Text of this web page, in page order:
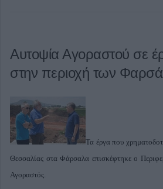
Αυτοψία Αγοραστού σε
στην περιοχή των
Τα έργα που
Θεσσαλίας στα Φάρσαλα επισκέφτηκε ο
Αγοραστός.